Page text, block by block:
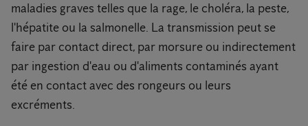
maladies graves telles que la rage, le choléra, la peste,
l'hépatite ou la salmonelle. La transmission peut se
faire par contact direct, par morsure ou indirectement
par ingestion d'eau ou d'aliments contaminés ayant
été en contact avec des rongeurs ou leurs
excréments.